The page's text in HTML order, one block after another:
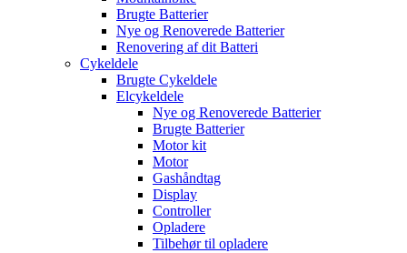
Brugte Batterier
Nye og Renoverede Batterier
Renovering af dit Batteri
Cykeldele
Brugte Cykeldele
Elcykeldele
Nye og Renoverede Batterier
Brugte Batterier
Motor kit
Motor
Gashåndtag
Display
Controller
Opladere
Tilbehør til opladere